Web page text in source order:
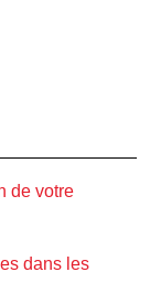
de votre
dans les